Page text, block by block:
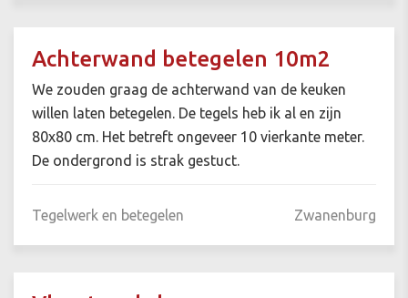
Achterwand betegelen 10m2
We zouden graag de achterwand van de keuken
willen laten betegelen. De tegels heb ik al en zijn
80x80 cm. Het betreft ongeveer 10 vierkante meter.
De ondergrond is strak gestuct.
Tegelwerk en betegelen Zwanenburg